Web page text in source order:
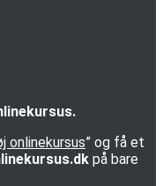
onlinekursus” og få et
på bare